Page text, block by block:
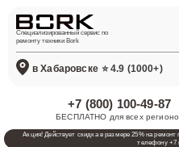
Специализированный сервис по
ремонту техники Bork
в Хабаровске ⭐ 4.9 (1000+)
+7 (800) 100-49-87
БЕСПЛАТНО для всех
Акция! Действует скидка в размере 25% на
телефону +7